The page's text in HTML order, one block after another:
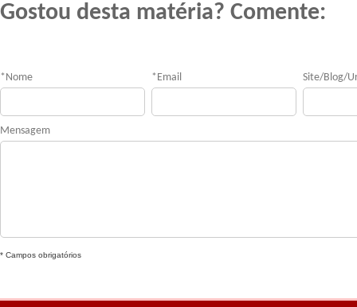
Gostou desta matéria? Comente:
* Nome * Email Site/Blog/
Mensagem
* Campos obrigatórios